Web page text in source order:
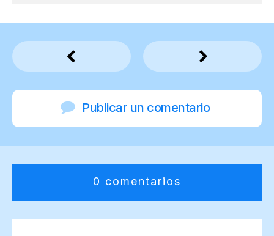
Publicar un comentario
0 comentarios